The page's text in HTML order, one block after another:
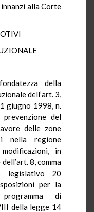
alla Corte
della
dell’art. 3,
giugno 1998, n.
del
delle zone
nella regione
in
8, comma
legislativo 20
per la
di
della legge 14